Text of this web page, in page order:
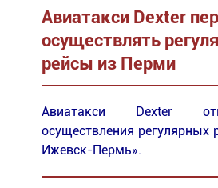
Авиатакси Dexter
осуществлять
рейсы из Перми
Авиатакси Dexter
осуществления регулярных
Ижевск-Пермь».